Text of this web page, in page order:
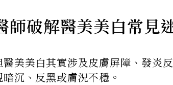
師破解醫美美白常見
美美白其實涉及皮膚屏障、發炎
沉、反黑或膚況不穩。